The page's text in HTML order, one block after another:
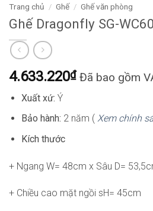
Trang chủ / Ghế / Ghế văn phòng
Ghế Dragonfly SG-
4.633.220₫ Đã bao gồm
Xuất xứ: Ý
Bảo hành: 2 năm ( Xem chính
Kích thước
+ Ngang W= 48cm x Sâu D=
+ Chiều cao mặt ngồi sH= 45cm